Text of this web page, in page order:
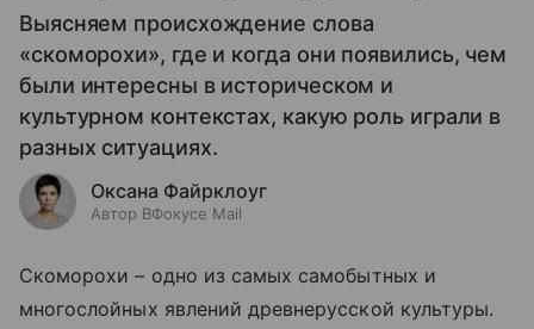
Выясняем происхождение слова
«скоморохи», где и когда они появились, чем
были интересны в историческом и
культурном контекстах, какую роль играли в
разных ситуациях.
Оксана Файрклоуг
Автор ВФокусе Mail
Скоморохи – одно из самых самобытных и
многослойных явлений древнерусской культуры.